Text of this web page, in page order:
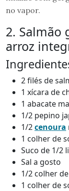
no vapor.
2. Salmão
arroz
2 filés de
1 xícara de
1 abacate
1/2 pepino
1/2cenoura
1 colher de
Suco de 1/2
Sal a gosto
1/2 colher
1 colher de